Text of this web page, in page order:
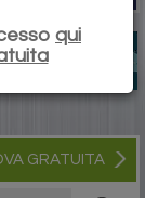
GRATUITA
qui